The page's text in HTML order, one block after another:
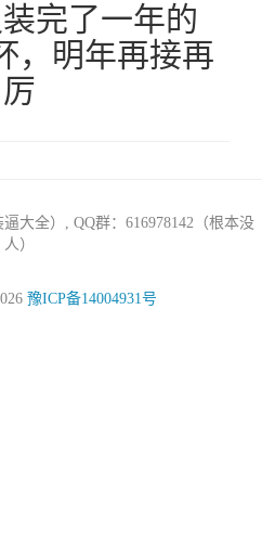
完了一年的
，明年再接再
厉
大全）, QQ群：616978142（根本没
人）
豫ICP备14004931号